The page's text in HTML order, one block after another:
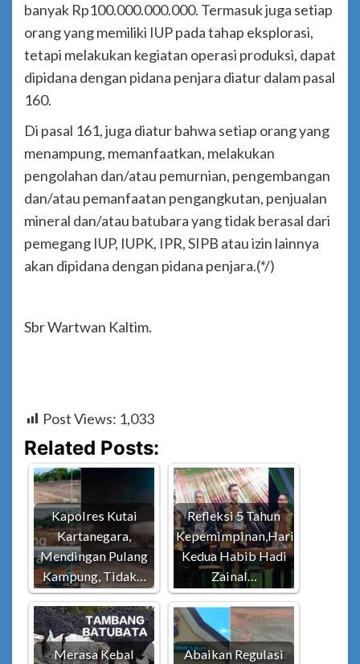
banyak Rp100.000.000.000. Termasuk juga setiap
orang yang memiliki IUP pada tahap eksplorasi,
tetapi melakukan kegiatan operasi produksi, dapat
dipidana dengan pidana penjara diatur dalam pasal
160.
Di pasal 161, juga diatur bahwa setiap orang yang
menampung, memanfaatkan, melakukan
pengolahan dan/atau pemurnian, pengembangan
dan/atau pemanfaatan pengangkutan, penjualan
mineral dan/atau batubara yang tidak berasal dari
pemegang IUP, IUPK, IPR, SIPB atau izin lainnya
akan dipidana dengan pidana penjara.(*/)
Sbr Wartwan Kaltim.
Post Views: 1,033
Related Posts:
Kapolres Kutai
Kartanegara,
Mendingan Pulang
Kampung, Tidak…
Refleksi 5 Tahun
Kepemimpinan,Hari
Kedua Habib Hadi
Zainal…
Merasa Kebal
Abaikan Regulasi